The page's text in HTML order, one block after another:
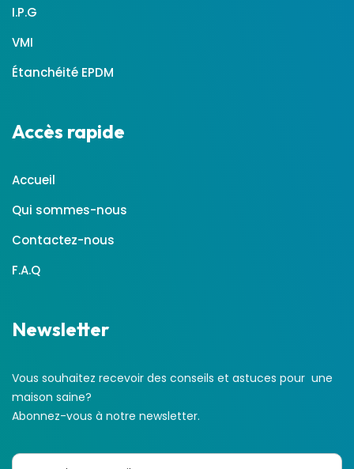
I.P.G
VMI
Étanchéité EPDM
Accès rapide
Accueil
Qui sommes-nous
Contactez-nous
F.A.Q
Newsletter
Vous souhaitez recevoir des conseils et astuces pour une
maison saine?
Abonnez-vous à notre newsletter.